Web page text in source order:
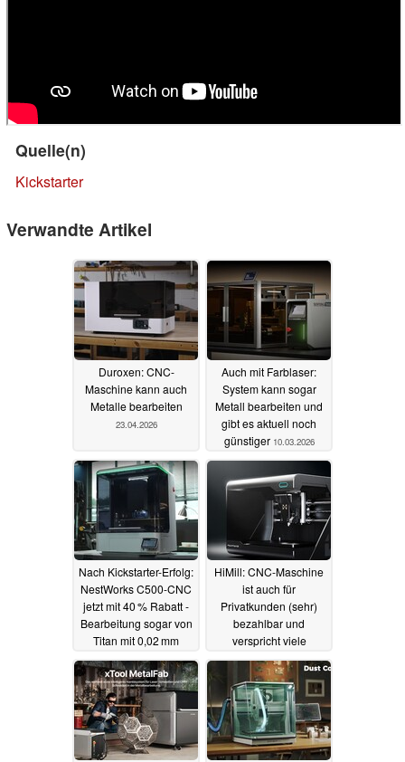
Quelle(n)
Kickstarter
Verwandte Artikel
Duroxen: CNC-
Maschine kann auch
Metalle bearbeiten
23.04.2026
Auch mit Farblaser:
System kann sogar
Metall bearbeiten und
gibt es aktuell noch
günstiger 10.03.2026
Nach Kickstarter-Erfolg:
NestWorks C500-CNC
jetzt mit 40 % Rabatt -
Bearbeitung sogar von
Titan mit 0,02 mm
Genauigkeit22.12.2025
HiMill: CNC-Maschine
ist auch für
Privatkunden (sehr)
bezahlbar und
verspricht viele
Möglichkeiten11.10.2025